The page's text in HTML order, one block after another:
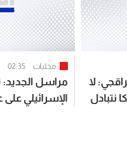
لا
نتبادل
محليات 02:35
مراسل الجديد:
الإسرائيلي